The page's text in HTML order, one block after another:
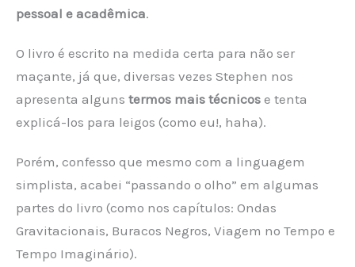
pessoal e acadêmica.
O livro é escrito na medida certa para não ser
maçante, já que, diversas vezes Stephen nos
apresenta alguns termos mais técnicos e tenta
explicá-los para leigos (como eu!, haha).
Porém, confesso que mesmo com a linguagem
simplista, acabei “passando o olho” em algumas
partes do livro (como nos capítulos: Ondas
Gravitacionais, Buracos Negros, Viagem no Tempo e
Tempo Imaginário).